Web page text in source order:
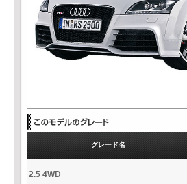
グレード名
2.5 4WD